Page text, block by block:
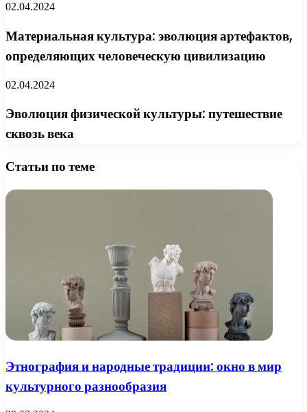
02.04.2024
Материальная культура: эволюция артефактов,
определяющих человеческую цивилизацию
02.04.2024
Эволюция физической культуры: путешествие
сквозь века
Статьи по теме
Этнография и народные традиции: окно в мир
культурного разнообразия